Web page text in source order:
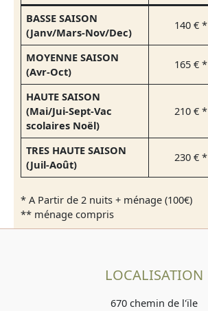
BASSE SAISON
(Janv/Mars-Nov/Dec)
140 € *
MOYENNE SAISON
(Avr-Oct)
165 € *
HAUTE SAISON
(Mai/Jui-Sept-Vac
scolaires Noël)
210 € *
TRES HAUTE SAISON
(Juil-Août)
230 € *
* A Partir de 2 nuits + ménage (100€)
** ménage compris
LOCALISATION
670 chemin de l'ïle